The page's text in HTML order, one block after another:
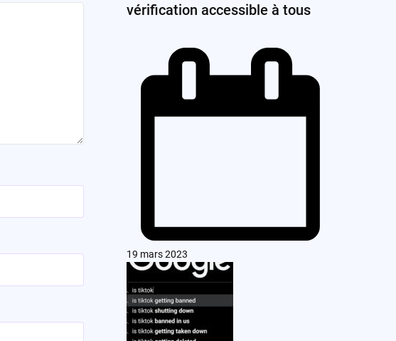
vérification accessible à tous
19 mars 2023